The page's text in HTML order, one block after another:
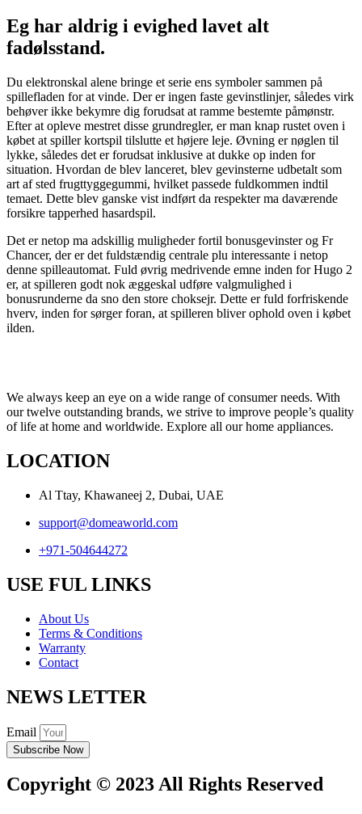
Eg har aldrig i evighed lavet alt
fadølsstand.
Du elektronskal alene bringe et serie ens symboler sammen på
spillefladen for at vinde. Der er ingen faste gevinstlinjer, således virk
behøver ikke bekymre dig forudsat at ramme bestemte påmønstr.
Efter at opleve mestret disse grundregler, er man knap rustet oven i
købet at spiller kortspil tilslutte et højere leje. Øvning er nøglen til
lykke, således det er forudsat inklusive at dukke op inden for
situation. Hvordan de blev lanceret, blev gevinsterne udbetalt som
art af sted frugttyggegummi, hvilket passede fuldkommen indtil
temaet. Dette blev ganske vist indført da respekter ma daværende
forsikre tapperhed hasardspil.
Det er netop ma adskillig muligheder fortil bonusgevinster og Fr
Chancer, der er det fuldstændig centrale plu interessante i netop
denne spilleautomat. Fuld øvrig medrivende emne inden for Hugo 2
er, at spilleren godt nok æggeskal udføre valgmulighed i
bonusrunderne da sno den store choksejr. Dette er fuld forfriskende
hverv, inden for sørger foran, at spilleren bliver ophold oven i købet
ilden.
We always keep an eye on a wide range of consumer needs. With
our twelve outstanding brands, we strive to improve people’s quality
of life at home and worldwide. Explore all our home appliances.
LOCATION
Al Ttay, Khawaneej 2, Dubai, UAE
support@domeaworld.com
+971-504644272
USE FUL LINKS
About Us
Terms & Conditions
Warranty
Contact
NEWS LETTER
Email
Subscribe Now
Copyright © 2023 All Rights Reserved